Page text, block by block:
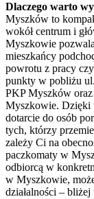
Dlaczego warto
Myszków to
wokół centrum i
Myszkowie
mieszkańcy
powrotu z pracy
punkty w pobliżu
PKP Myszków
Myszkowie. Dzięki
dotarcie do osób
tych, którzy
zależy Ci na
paczkomaty w
odbiorcą w
w Myszkowie,
działalności –